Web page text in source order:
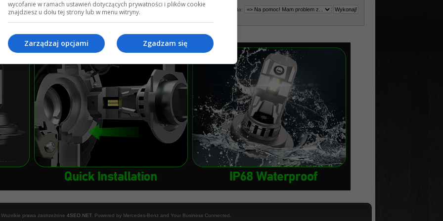
Skocz do:
Kup żarówki H7 LED!
prawa zastrzeżone 4SEO.NET. Powered by Mercedes-Benz and Your Business Connected.
wycofanie w ramach ustawień dotyczących prywatności i plików cookie
znajdziesz u dołu tej strony lub w menu witryny.
Zgadzam się
Zarządzaj opcjami